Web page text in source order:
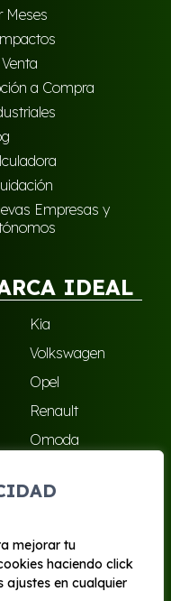
mejorar tu
haciendo click
ajustes en cualquier
Meses
a Compra
Empresas y
IDEAL
Kia
Volkswagen
Opel
Renault
Omoda
Todas las marcas
Renting